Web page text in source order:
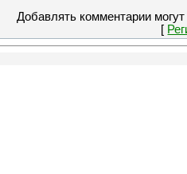
Добавлять комментарии
[